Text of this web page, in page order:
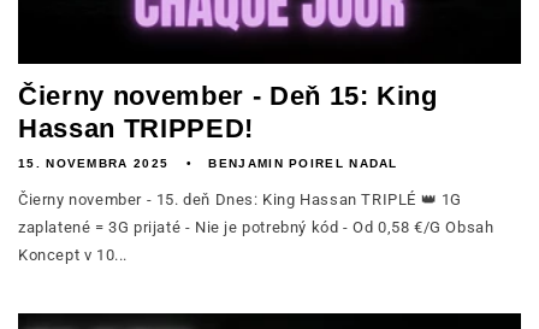
Čierny november - Deň 15: King
Hassan TRIPPED!
15. NOVEMBRA 2025 BENJAMIN POIREL NADAL
Čierny november - 15. deň Dnes: King Hassan TRIPLÉ 👑 1G
zaplatené = 3G prijaté - Nie je potrebný kód - Od 0,58 €/G Obsah
Koncept v 10...